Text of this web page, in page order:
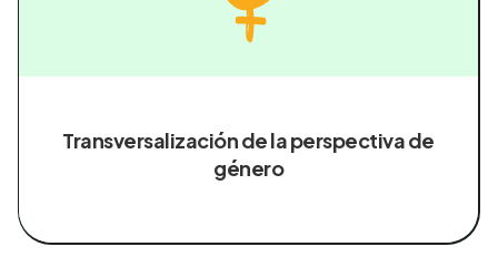
Transversalización de la perspectiva de
género